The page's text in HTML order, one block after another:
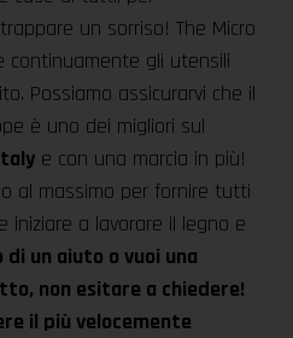
un sorriso! The Micro
gli utensili
Possiamo assicurarvi che il
è uno dei migliori sul
e con una marcia in più!
al massimo per fornire tutti
iniziare a lavorare il legno e
di un aiuto o vuoi una
non esitare a chiedere!
il più velocemente